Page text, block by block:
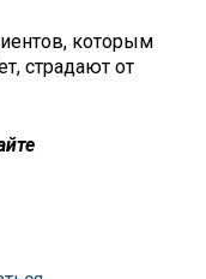
которым
страдают от